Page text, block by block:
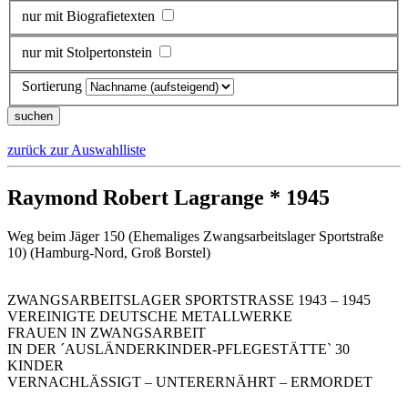
nur mit Biografietexten
nur mit Stolpertonstein
Sortierung
zurück zur Auswahlliste
Raymond Robert Lagrange * 1945
Weg beim Jäger 150 (Ehemaliges Zwangsarbeitslager Sportstraße
10) (Hamburg-Nord, Groß Borstel)
ZWANGSARBEITSLAGER SPORTSTRASSE 1943 – 1945
VEREINIGTE DEUTSCHE METALLWERKE
FRAUEN IN ZWANGSARBEIT
IN DER ´AUSLÄNDERKINDER-PFLEGESTÄTTE` 30
KINDER
VERNACHLÄSSIGT – UNTERERNÄHRT – ERMORDET